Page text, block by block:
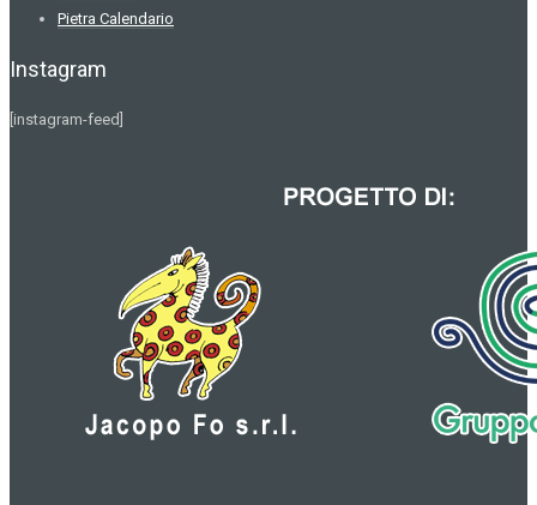
Pietra Calendario
Instagram
[instagram-feed]